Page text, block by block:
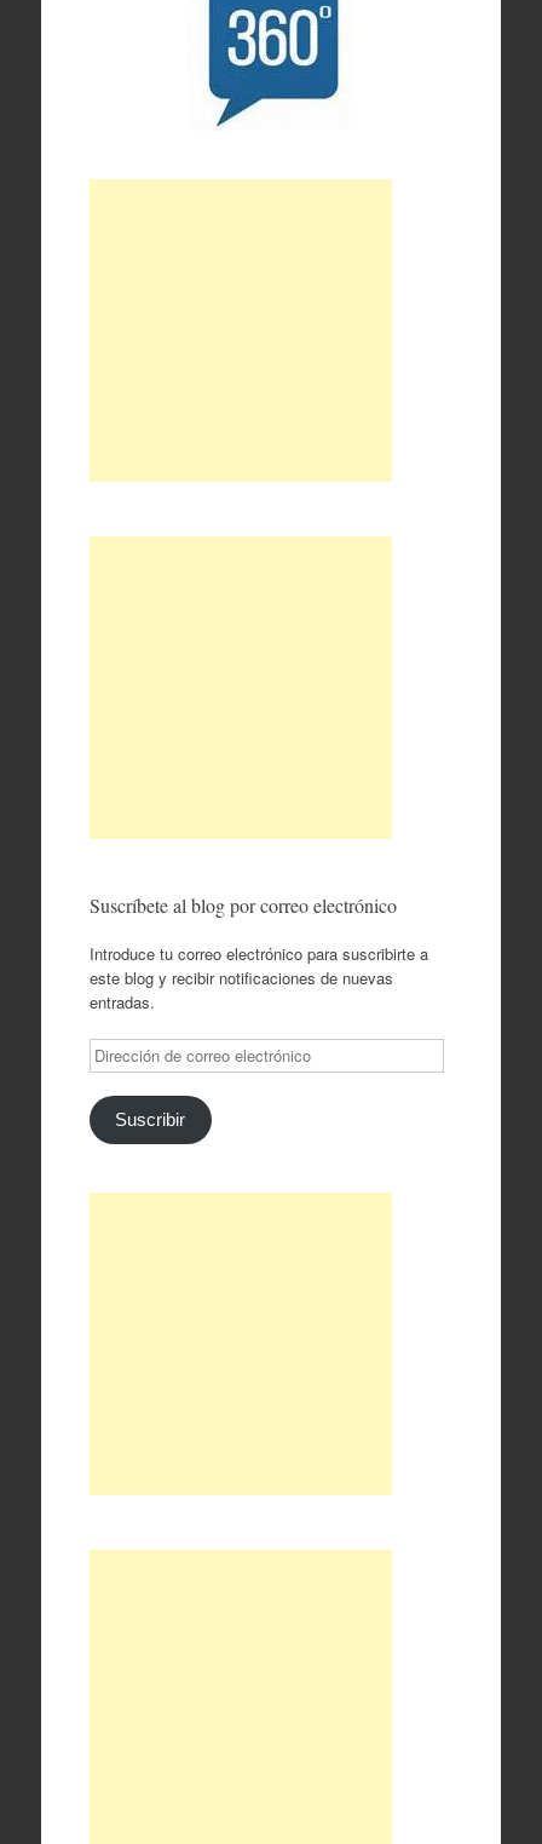
Suscríbete al blog por correo electrónico
Introduce tu correo electrónico para suscribirte a
este blog y recibir notificaciones de nuevas
entradas.
Dirección
de
correo
electrónico
Suscribir